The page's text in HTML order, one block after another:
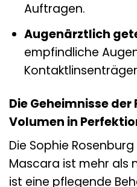
Auftragen.
Augenärztlich
empfindliche
Die Geheimnisse
Volumen in
Die Sophie
Mascara ist mehr als
ist eine pflegende